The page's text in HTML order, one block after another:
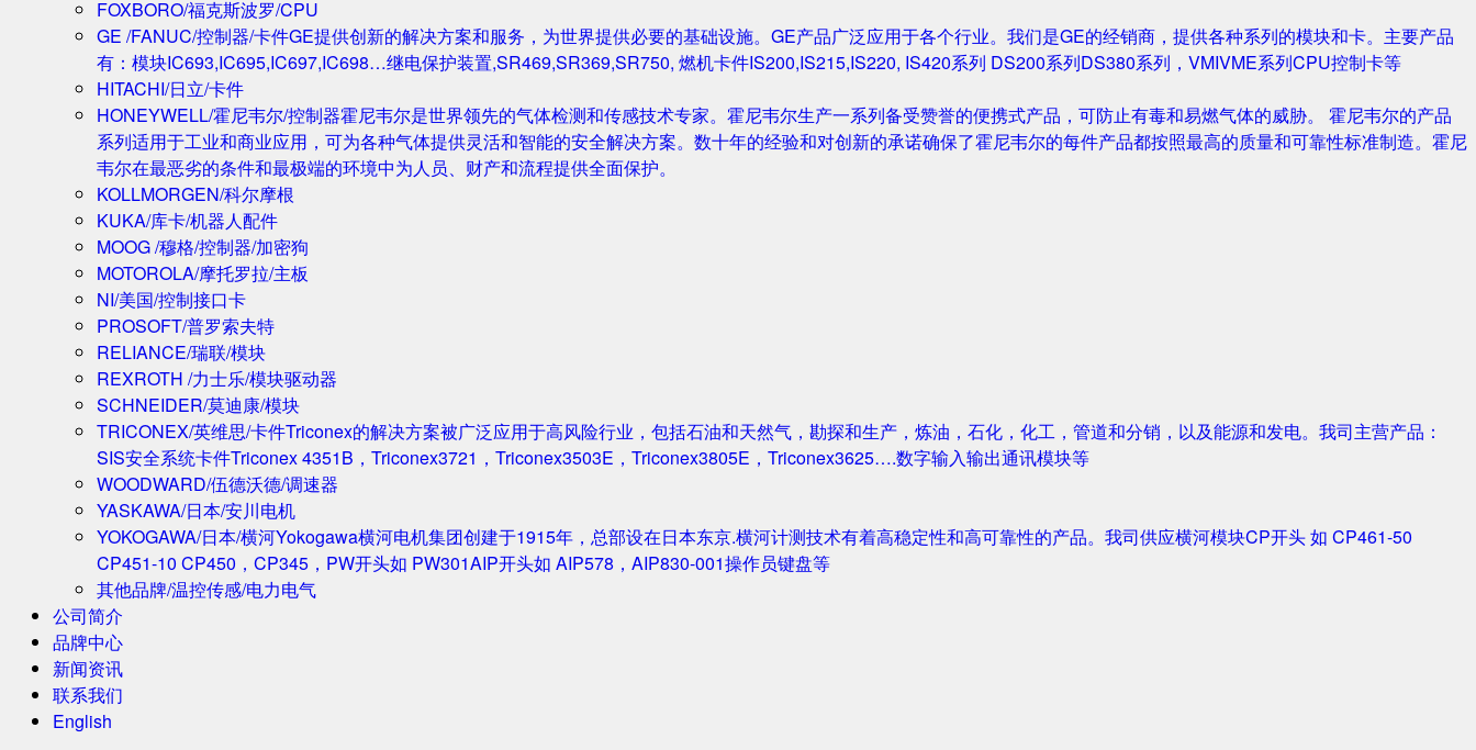
FOXBORO/福克斯波罗/CPU
GE /FANUC/控制器/卡件GE提供创新的解决方案和服务，为世界提供必要的基础设施。GE产品广泛应用于各个行业。我们是GE的经销商，提供各种系列的模块和卡。主要产品
有：模块IC693,IC695,IC697,IC698…继电保护装置,SR469,SR369,SR750, 燃机卡件IS200,IS215,IS220, IS420系列 DS200系列DS380系列，VMIVME系列CPU控制卡等
HITACHI/日立/卡件
HONEYWELL/霍尼韦尔/控制器霍尼韦尔是世界领先的气体检测和传感技术专家。霍尼韦尔生产一系列备受赞誉的便携式产品，可防止有毒和易燃气体的威胁。 霍尼韦尔的产品
系列适用于工业和商业应用，可为各种气体提供灵活和智能的安全解决方案。数十年的经验和对创新的承诺确保了霍尼韦尔的每件产品都按照最高的质量和可靠性标准制造。霍尼
韦尔在最恶劣的条件和最极端的环境中为人员、财产和流程提供全面保护。
KOLLMORGEN/科尔摩根
KUKA/库卡/机器人配件
MOOG /穆格/控制器/加密狗
MOTOROLA/摩托罗拉/主板
NI/美国/控制接口卡
PROSOFT/普罗索夫特
RELIANCE/瑞联/模块
REXROTH /力士乐/模块驱动器
SCHNEIDER/莫迪康/模块
TRICONEX/英维思/卡件Triconex的解决方案被广泛应用于高风险行业，包括石油和天然气，勘探和生产，炼油，石化，化工，管道和分销，以及能源和发电。我司主营产品：
SIS安全系统卡件Triconex 4351B，Triconex3721，Triconex3503E，Triconex3805E，Triconex3625….数字输入输出通讯模块等
WOODWARD/伍德沃德/调速器
YASKAWA/日本/安川电机
YOKOGAWA/日本/横河Yokogawa横河电机集团创建于1915年，总部设在日本东京.横河计测技术有着高稳定性和高可靠性的产品。我司供应横河模块CP开头 如 CP461-50
CP451-10 CP450，CP345，PW开头如 PW301AIP开头如 AIP578，AIP830-001操作员键盘等
其他品牌/温控传感/电力电气
公司简介
品牌中心
新闻资讯
联系我们
English